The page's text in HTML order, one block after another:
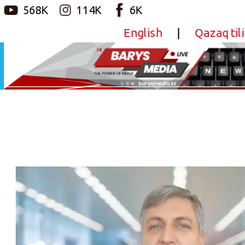
568K 114K 6K
English | Qazaq tili
на Казахстан
ПОДЕЛИТЬСЯ
Новостной портал
Новости
Статьи